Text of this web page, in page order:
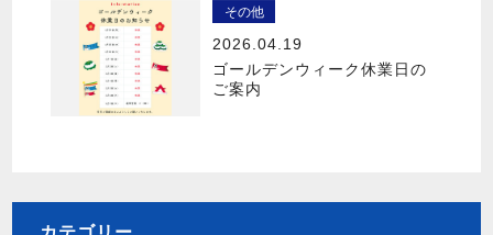
その他
2026.04.19
ゴールデンウィーク休業日の
ご案内